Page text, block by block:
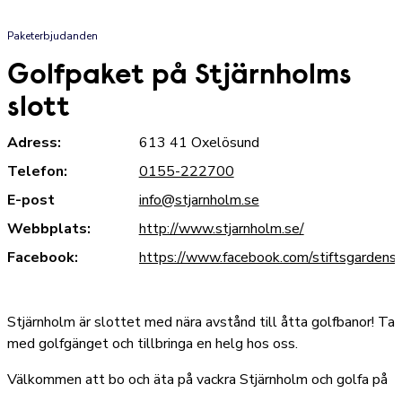
Paketerbjudanden
Golfpaket på Stjärnholms
slott
Adress:
613 41 Oxelösund
Telefon:
0155-222700
E-post
info@stjarnholm.se
Webbplats:
http://www.stjarnholm.se/
Facebook:
https://www.facebook.com/
Stjärnholm är slottet med nära avstånd till åtta golfbanor! Ta
med golfgänget och tillbringa en helg hos oss.
Välkommen att bo och äta på vackra Stjärnholm och golfa på